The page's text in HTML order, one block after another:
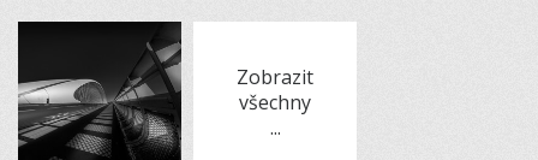
Zobrazit
všechny
...